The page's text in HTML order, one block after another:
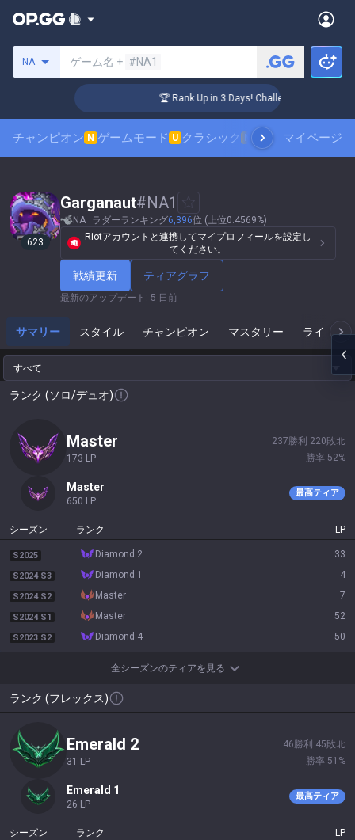
NA ゲーム名 + #NA1
🏆 Rank Up in 3 Days! Challenger Coaching
チャンピオン N ゲームモード U クラシック N スキンランキング
マイページ
623
Garganaut#NA1
NA ラダーランキング6,396位 (上位0.4569%)
Riotアカウントと連携してマイプロフィールを設定し
てください。
戦績更新 ティアグラフ
最新のアップデート : 5 日前
サマリー スタイル チャンピオン マスタリー ライブゲ
すべて
ランク (ソロ/デュオ)
master
173 LP
237 勝利 220 敗北
勝率 52%
master
650 LP
最高ティア
シーズン ランク LP
S2025 diamond 2 33
S2024 S3 diamond 1 4
S2024 S2 master 7
S2024 S1 master 52
S2023 S2 diamond 4 50
全シーズンのティアを見る
ランク (フレックス)
emerald 2
31 LP
46 勝利 45 敗北
勝率 51 %
emerald 1
26 LP
最高ティア
シーズン ランク LP